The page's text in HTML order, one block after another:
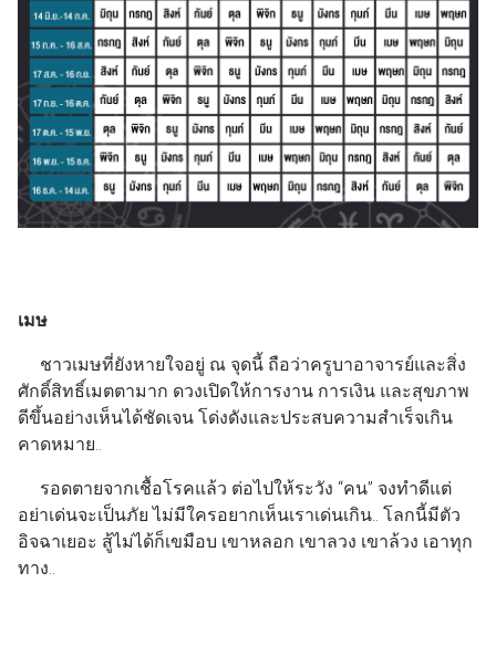
เมษ
ชาวเมษที่ยังหายใจอยู่ ณ จุดนี้ ถือว่าครูบาอาจารย์และสิ่ง
ศักดิ์สิทธิ์เมตตามาก ดวงเปิดให้การงาน การเงิน และสุขภาพ
ดีขึ้นอย่างเห็นได้ชัดเจน โด่งดังและประสบความสำเร็จเกิน
คาดหมาย..
รอดตายจากเชื้อโรคแล้ว ต่อไปให้ระวัง “คน” จงทำดีแต่
อย่าเด่นจะเป็นภัย ไม่มีใครอยากเห็นเราเด่นเกิน.. โลกนี้มีตัว
อิจฉาเยอะ สู้ไม่ได้ก็เขมือบ เขาหลอก เขาลวง เขาล้วง เอาทุก
ทาง..